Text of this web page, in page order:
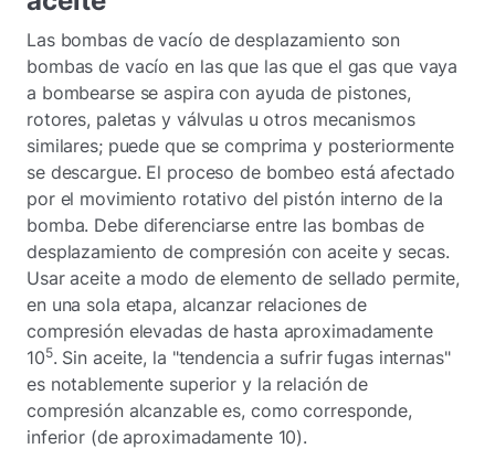
Las bombas de vacío de desplazamiento son
bombas de vacío en las que las que el gas que vaya
a bombearse se aspira con ayuda de pistones,
rotores, paletas y válvulas u otros mecanismos
similares; puede que se comprima y posteriormente
se descargue. El proceso de bombeo está afectado
por el movimiento rotativo del pistón interno de la
bomba. Debe diferenciarse entre las bombas de
desplazamiento de compresión con aceite y secas.
Usar aceite a modo de elemento de sellado permite,
en una sola etapa, alcanzar relaciones de
compresión elevadas de hasta aproximadamente
105. Sin aceite, la "tendencia a sufrir fugas internas"
es notablemente superior y la relación de
compresión alcanzable es, como corresponde,
inferior (de aproximadamente 10).